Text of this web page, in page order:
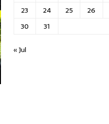
23
24 25 26
30
31
« Jul